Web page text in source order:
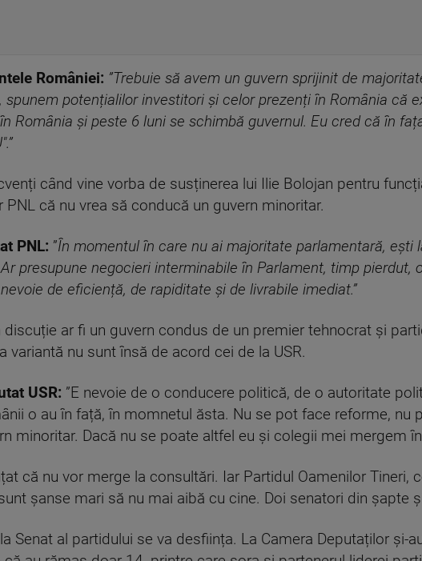
României: ”Trebuie să avem un guvern sprijinit de
potențialilor investitori și celor prezenți în România că
România și peste 6 luni se schimbă guvernul. Eu cred că în
când vine vorba de susținerea lui Ilie Bolojan pentru
că nu vrea să conducă un guvern minoritar.
PNL: ”În momentul în care nu ai majoritate parlamentară, ești
presupune negocieri interminabile în Parlament, timp pierdut,
de eficiență, de rapiditate și de livrabile imediat.”
discuție ar fi un guvern condus de un premier tehnocrat și
variantă nu sunt însă de acord cei de la USR.
USR: ”E nevoie de o conducere politică, de o autoritate
o au în față, în momnetul ăsta. Nu se pot face reforme, nu
minoritar. Dacă nu se poate altfel eu și colegii mei mergem
că nu vor merge la consultări. Iar Partidul Oamenilor Tineri,
șanse mari să nu mai aibă cu cine. Doi senatori din șapte
Senat al partidului se va desființa. La Camera Deputaților și-